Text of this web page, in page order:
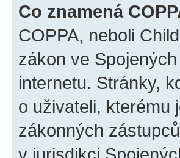
Co znamená
COPPA, neboli
zákon ve
internetu. Stránky,
o uživateli, kterému
zákonných
v jurisdikci